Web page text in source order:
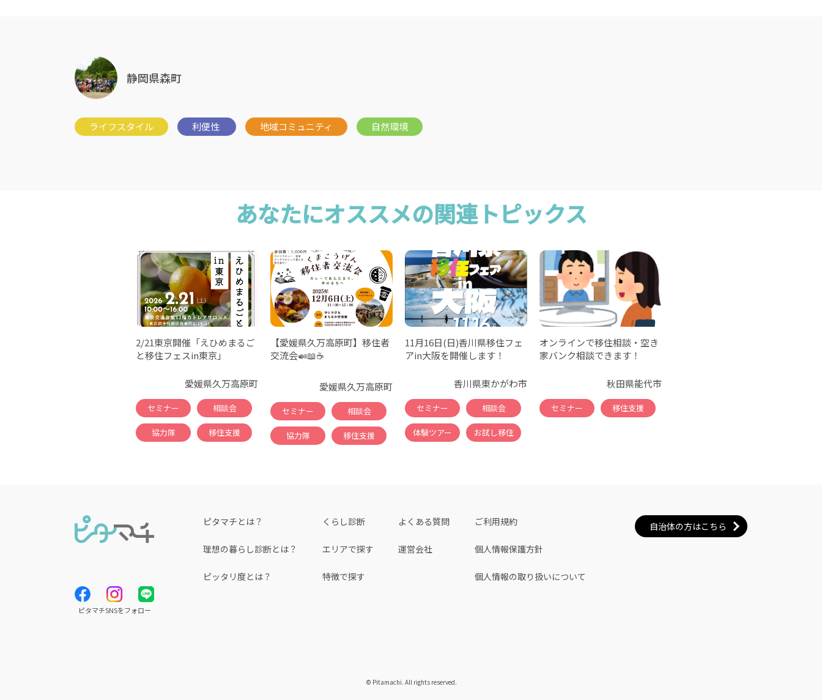
静岡県森町
あなたにオススメの関連トピックス
2/21東京開催「えひめまるご
と移住フェスin東京」
愛媛県久万高原町
セミナー 相談会
協力隊 移住支援
【愛媛県久万高原町】移住者
交流会🍛📖☕
愛媛県久万高原町
セミナー 相談会
協力隊 移住支援
11月16日(日)香川県移住フェ
アin大阪を開催します！
香川県東かがわ市
セミナー 相談会
体験ツアー お試し移住
オンラインで移住相談・空き
家バンク相談できます！
秋田県能代市
セミナー 移住支援
ピタマチSNSをフォロー
ピタマチとは？
理想の暮らし診断とは？
ピッタリ度とは？
くらし診断
エリアで探す
特徴で探す
よくある質問
運営会社
ご利用規約
個人情報保護方針
個人情報の取り扱いについて
自治体の方はこちら
© Pitamachi. All rights reserved.